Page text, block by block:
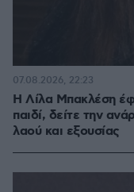
Η Λίλα Μπακλέση
παιδί, δείτε την
λαού και εξουσίας
07.08.2026, 22:23